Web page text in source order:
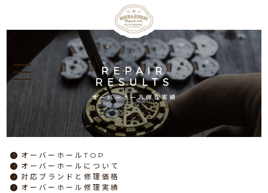
REPAIR
RESULTS
オーバーホール修理実績
オーバーホールTOP
オーバーホール について
対応ブランドと修理価格
オーバーホール修理実績